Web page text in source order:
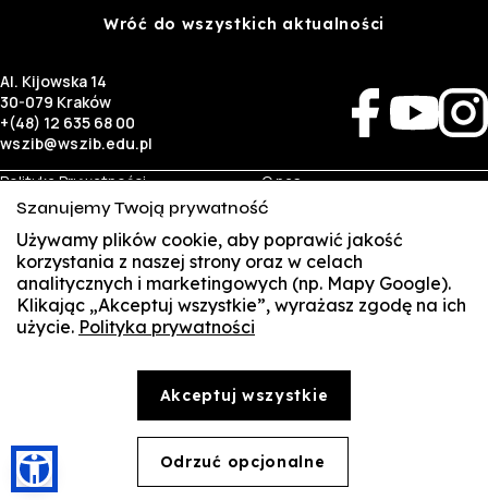
Wróć do wszystkich aktualności
Al. Kijowska 14
30-079 Kraków
+(48) 12 635 68 00
wszib@wszib.edu.pl
Polityka Prywatności
RODO
Identyfikacja wizualna
O nas
Rekrutacja
Studia
Kontakt
Biznes
Wynajem sal
Targi pracy
Student
Multis Multum
Treści zawarte na stronie www.wszib.edu.pl oraz jej podstronach stanowią, o ile nie wskazano
części: kopiowania, reprodukowania, modyfikowania, dystrybuowania, publikowania,
wyświetlania, utrwalania oraz wykorzystywania w jakiejkolwiek innej formie. Ograniczenia
powyższe nie dotyczą dozwolonego użytku osobistego.
Szanujemy Twoją prywatność
Używamy plików cookie, aby poprawić jakość
korzystania z naszej strony oraz w celach
analitycznych i marketingowych (np. Mapy Google).
Klikając „Akceptuj wszystkie”, wyrażasz zgodę na ich
użycie. Polityka prywatności
Akceptuj wszystkie
Odrzuć opcjonalne